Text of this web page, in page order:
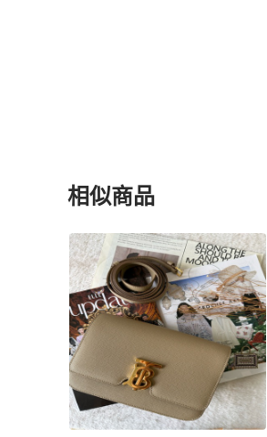
相似商品
更多相似Tory Burch女包推薦精品